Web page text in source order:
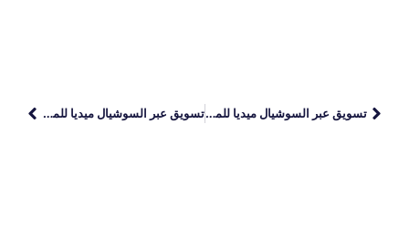
تسويق عبر السوشيال ميديا للمتاجر الإلكترونية تسويق عبر السوشيال ميديا للمنتجات الجديدة